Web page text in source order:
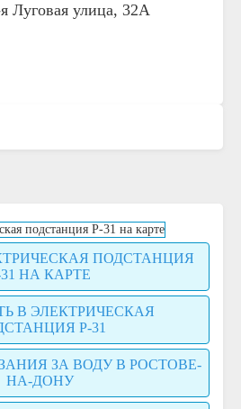
Луговая улица, 32А
ПОДСТАНЦИЯ
НА КАРТЕ
В ЭЛЕКТРИЧЕСКАЯ
Р-31
ЗА ВОДУ В РОСТОВЕ-
НА-ДОНУ